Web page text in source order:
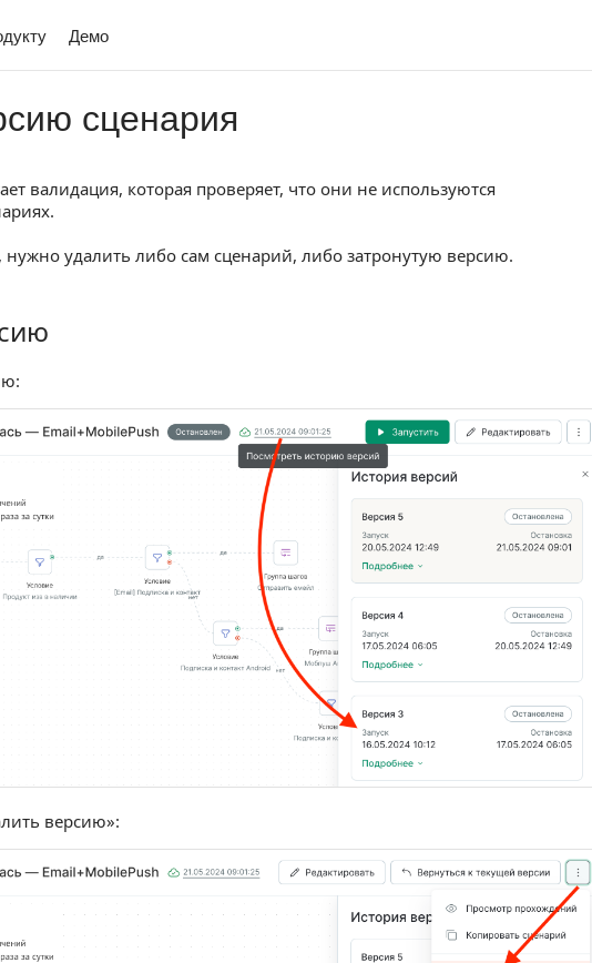
Демо
сценария
валидация, которая проверяет, что они не используются
удалить либо сам сценарий, либо затронутую версию.
версию»: